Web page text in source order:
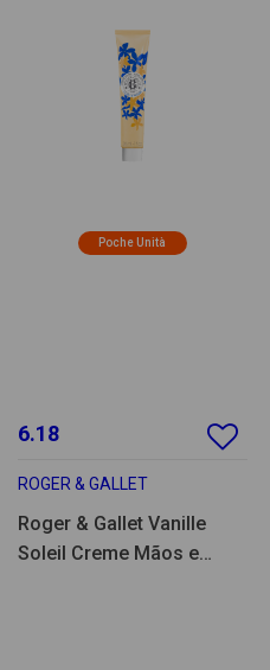
Poche Unità
6.18
ROGER & GALLET
Roger & Gallet Vanille
Soleil Creme Mãos e